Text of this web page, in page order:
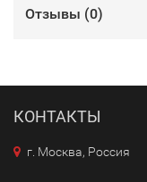
Отзывы (0)
КОНТАКТЫ
г. Москва, Россия